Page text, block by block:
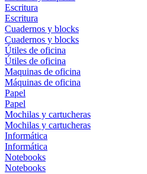
Escritura
Escritura
Cuadernos y blocks
Cuadernos y blocks
Útiles de oficina
Útiles de oficina
Maquinas de oficina
Máquinas de oficina
Papel
Papel
Mochilas y cartucheras
Mochilas y cartucheras
Informática
Informática
Notebooks
Notebooks